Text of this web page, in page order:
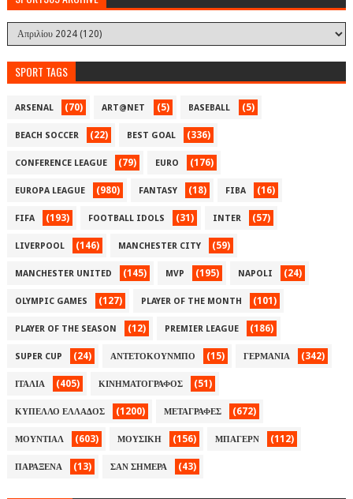
SPORT TAGS
ARSENAL (70) ART@NET (5) BASEBALL (5)
BEACH SOCCER (22) BEST GOAL (336)
CONFERENCE LEAGUE (79) EURO (176)
EUROPA LEAGUE (980) FANTASY (18) FIBA (16)
FIFA (193) FOOTBALL IDOLS (31) INTER (57)
LIVERPOOL (146) MANCHESTER CITY (59)
MANCHESTER UNITED (145) MVP (195) NAPOLI (24)
OLYMPIC GAMES (127) PLAYER OF THE MONTH (101)
PLAYER OF THE SEASON (12) PREMIER LEAGUE (186)
SUPER CUP (24) ΑΝΤΕΤΟΚΟΥΝΜΠΟ (15) ΓΕΡΜΑΝΙΑ (342)
ΙΤΑΛΙΑ (405) ΚΙΝΗΜΑΤΟΓΡΑΦΟΣ (51)
ΚΥΠΕΛΛΟ ΕΛΛΑΔΟΣ (1200) ΜΕΤΑΓΡΑΦΕΣ (672)
ΜΟΥΝΤΙΑΛ (603) ΜΟΥΣΙΚΗ (156) ΜΠΑΓΕΡΝ (112)
ΠΑΡΑΞΕΝΑ (13) ΣΑΝ ΣΗΜΕΡΑ (43)